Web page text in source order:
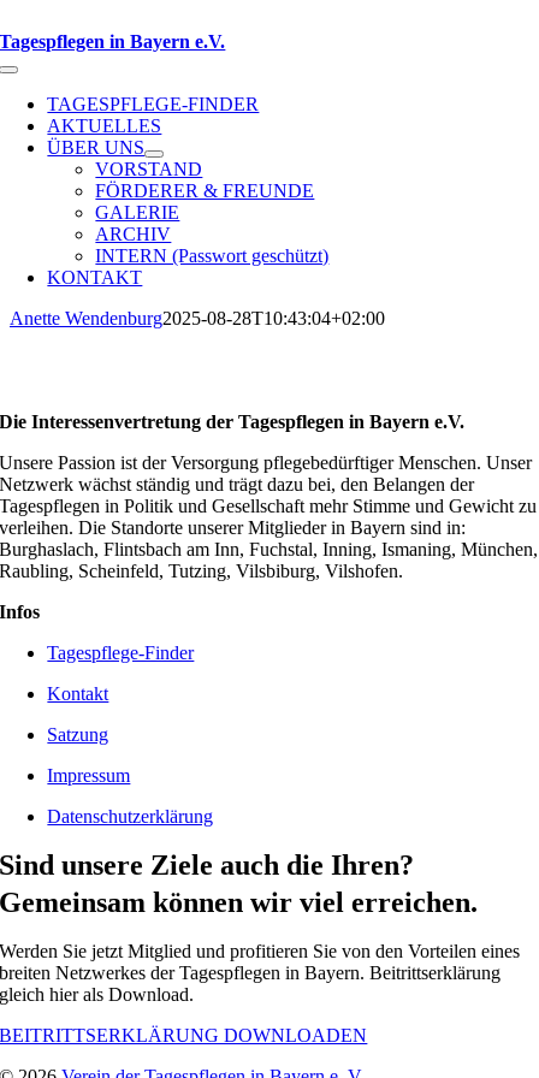
Inhalt
springen
Tagespflegen in Bayern e.V.
Toggle
NavigationTAGESPFLEGE-FINDER
AKTUELLES
ÜBER UNS
VORSTAND
FÖRDERER & FREUNDE
GALERIE
ARCHIV
INTERN (Passwort geschützt)
KONTAKT
Anette Wendenburg2025-08-28T10:43:04+02:00
Die Interessenvertretung der Tagespflegen in Bayern e.V.
Unsere Passion ist der Versorgung pflegebedürftiger Menschen. Unser
Netzwerk wächst ständig und trägt dazu bei, den Belangen der
Tagespflegen in Politik und Gesellschaft mehr Stimme und Gewicht zu
verleihen. Die Standorte unserer Mitglieder in Bayern sind in:
Burghaslach, Flintsbach am Inn, Fuchstal, Inning, Ismaning, München,
Raubling, Scheinfeld, Tutzing, Vilsbiburg, Vilshofen.
Infos
Tagespflege-Finder
Kontakt
Satzung
Impressum
Datenschutzerklärung
Sind unsere Ziele auch die Ihren?
Gemeinsam können wir viel erreichen.
Werden Sie jetzt Mitglied und profitieren Sie von den Vorteilen eines
breiten Netzwerkes der Tagespflegen in Bayern. Beitrittserklärung
gleich hier als Download.
BEITRITTSERKLÄRUNG DOWNLOADEN